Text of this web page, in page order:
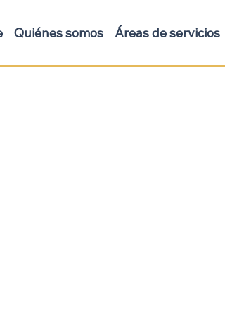
Quiénes somos Áreas de servicios